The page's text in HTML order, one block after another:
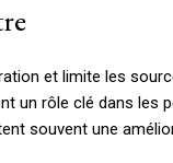
et limite les
un rôle clé dans les
souvent une